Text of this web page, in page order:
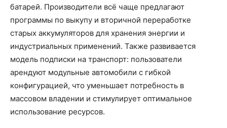
батарей. Производители всё чаще предлагают
программы по выкупу и вторичной переработке
старых аккумуляторов для хранения энергии и
индустриальных применений. Также развивается
модель подписки на транспорт: пользователи
арендуют модульные автомобили с гибкой
конфигурацией, что уменьшает потребность в
массовом владении и стимулирует оптимальное
использование ресурсов.